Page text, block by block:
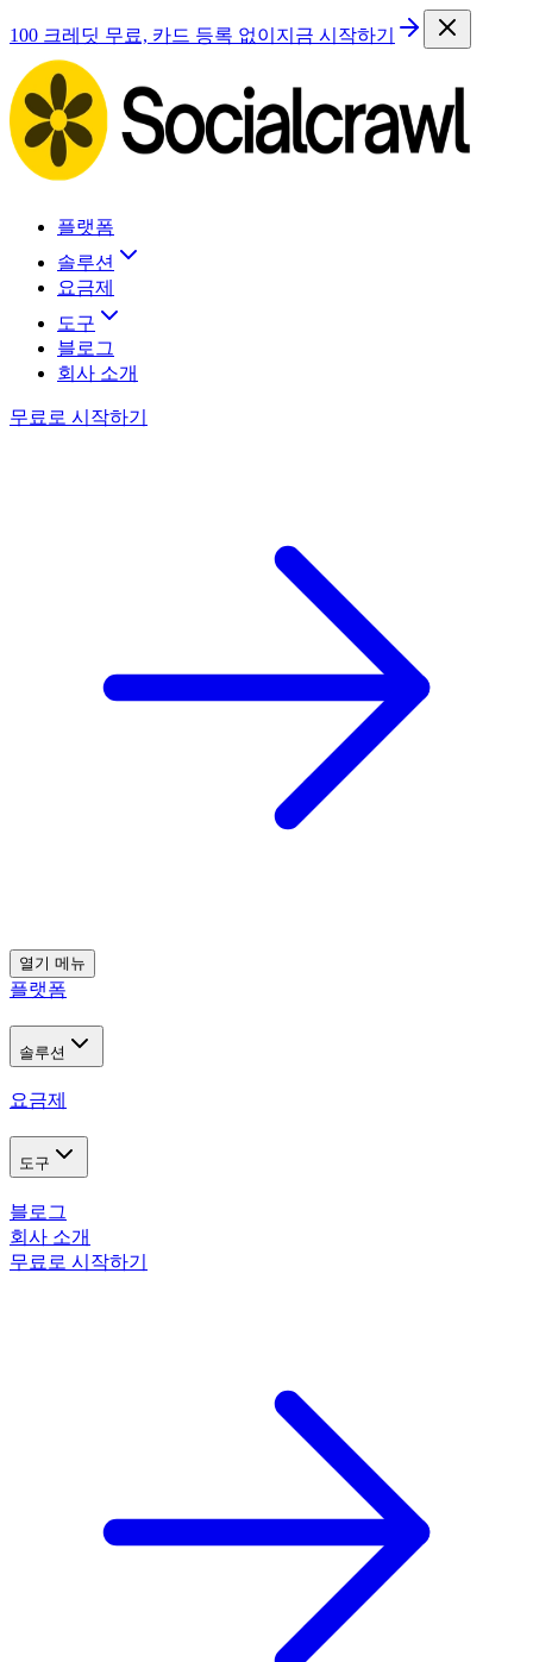
100 크레딧 무료, 카드 등록 없이 지금 시작하기
플랫폼
솔루션
요금제
도구
블로그
회사 소개
무료로 시작하기
열기 메뉴
플랫폼
솔루션
요금제
도구
블로그
회사 소개
무료로 시작하기